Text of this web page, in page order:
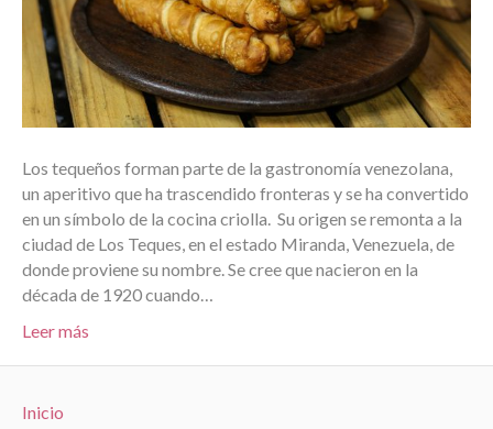
Los tequeños forman parte de la gastronomía venezolana,
un aperitivo que ha trascendido fronteras y se ha convertido
en un símbolo de la cocina criolla. Su origen se remonta a la
ciudad de Los Teques, en el estado Miranda, Venezuela, de
donde proviene su nombre. Se cree que nacieron en la
década de 1920 cuando…
Leer más
Inicio